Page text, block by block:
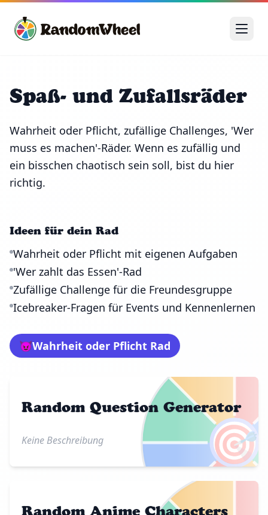
Spaß- und Zufallsräder
Wahrheit oder Pflicht, zufällige Challenges, 'Wer
muss es machen'-Räder. Wenn es zufällig und
ein bisschen chaotisch sein soll, bist du hier
richtig.
Ideen für dein Rad
Wahrheit oder Pflicht mit eigenen Aufgaben
'Wer zahlt das Essen'-Rad
Zufällige Challenge für die Freundesgruppe
Icebreaker-Fragen für Events und Kennenlernen
😈Wahrheit oder Pflicht Rad
🎯
Random Question Generator
Keine Beschreibung
Random Anime Characters